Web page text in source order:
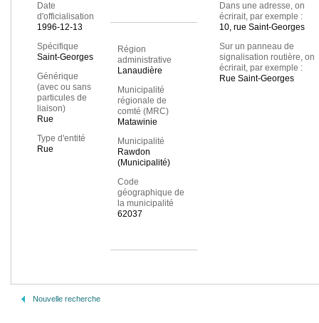
Date
d'officialisation
1996-12-13
Spécifique
Saint-Georges
Générique
(avec ou sans
particules de
liaison)
Rue
Type d'entité
Rue
Région
administrative
Lanaudière
Municipalité
régionale de
comté (MRC)
Matawinie
Municipalité
Rawdon
(Municipalité)
Code
géographique de
la municipalité
62037
Dans une adresse, on
écrirait, par exemple :
10, rue Saint-Georges
Sur un panneau de
signalisation routière, on
écrirait, par exemple :
Rue Saint-Georges
Nouvelle recherche